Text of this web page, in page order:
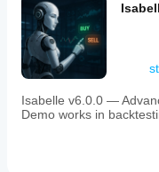
Isabelle v6.0.0 —
Demo works in